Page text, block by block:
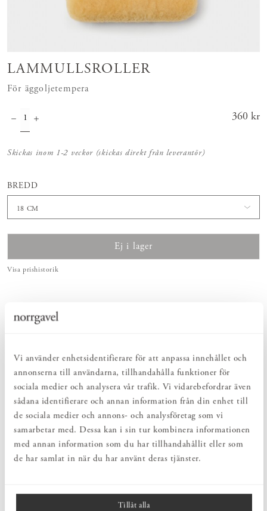
Vi använder enhetsidentifierare för att anpassa innehållet och
annonserna till användarna, tillhandahålla funktioner för
sociala medier och analysera vår trafik. Vi vidarebefordrar även
sådana identifierare och annan information från din enhet till
de sociala medier och annons- och analysföretag som vi
samarbetar med. Dessa kan i sin tur kombinera informationen
med annan information som du har tillhandahållit eller som
de har samlat in när du har använt deras tjänster.
Tillåt alla
LAMMULLSROLLER
För äggoljetempera
Pris :
360 kr
Skickas inom 1-2 veckor (skickas direkt från leverantör)
BREDD
18 CM
Ej i lager
Visa prishistorik
med äggoljetempera och har en färgupptagning som inga moderna
material kan matcha. Vill du måla med roller så häll ut
äggoljetemperan på en skiva och fyll rollern från skivan. Det blir
lätt för mycket färg i rollern om man använder ett rollertråg eller en
strykningar för att få en täckande målning. Påföljande strykning kan
ske efter cirka 12 timmar. Välj mellan storlek 18 och 25 cm och
kom ihåg att kombinera med vår stickbygel.